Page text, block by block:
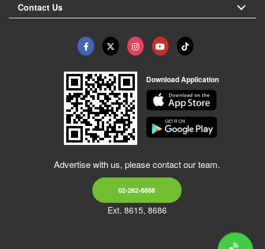
Contact Us
Download Application
Advertise with us, please contact our team.
02-262-8888
Ext. 8615, 8686